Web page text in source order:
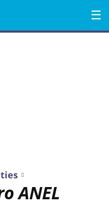
Menu
ANEL